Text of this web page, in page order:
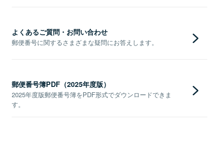
よくあるご質問・お問い合わせ
郵便番号に関するさまざまな疑問にお答えします。
郵便番号簿PDF（2025年度版）
2025年度版郵便番号簿をPDF形式でダウンロードできま
す。